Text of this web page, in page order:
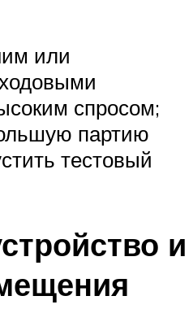
или
спросом;
партию
тестовый
и